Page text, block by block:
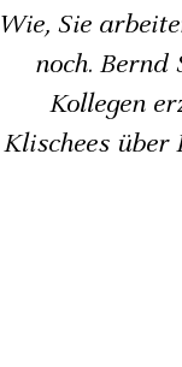
Wie, Sie
noch.
Kollegen
Klischees